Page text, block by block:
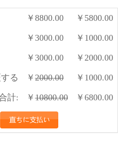
￥ 8800.00 ￥ 5800.00
￥ 3000.00 ￥ 1000.00
￥ 3000.00 ￥ 2000.00
る ￥ 2000.00 ￥ 1000.00
計: ￥ 10800.00 ￥ 6800.00